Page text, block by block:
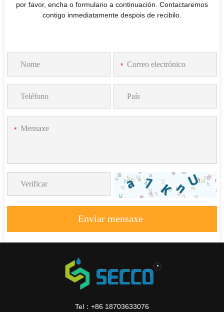
por favor, encha o formulario a continuación. Contactaremos
contigo inmediatamente despois de recibilo.
*
*
Enviar mensaxe
Tel：+86 18703633076